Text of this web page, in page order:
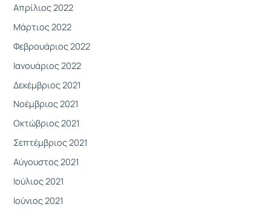
Απρίλιος 2022
Μάρτιος 2022
Φεβρουάριος 2022
Ιανουάριος 2022
Δεκέμβριος 2021
Νοέμβριος 2021
Οκτώβριος 2021
Σεπτέμβριος 2021
Αύγουστος 2021
Ιούλιος 2021
Ιούνιος 2021